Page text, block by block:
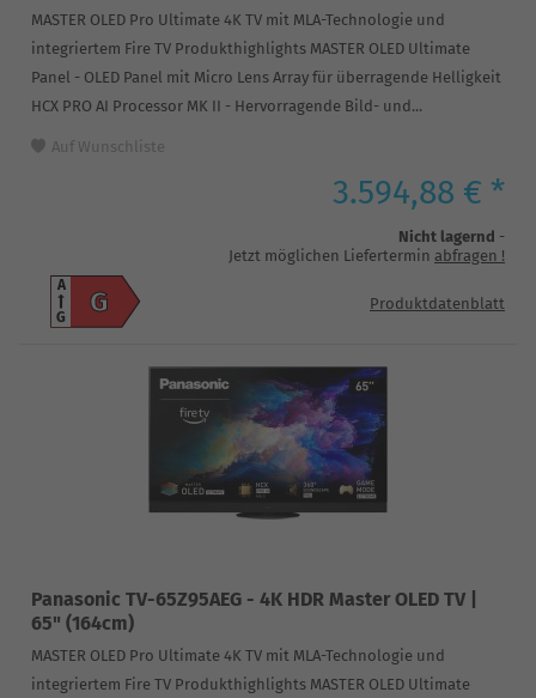
MASTER OLED Pro Ultimate 4K TV mit MLA-Technologie und
integriertem Fire TV Produkthighlights MASTER OLED Ultimate
Panel - OLED Panel mit Micro Lens Array für überragende Helligkeit
HCX PRO AI Processor MK II - Hervorragende Bild- und...
Auf Wunschliste
3.594,88 € *
Nicht lagernd -
Jetzt möglichen Liefertermin abfragen !
G
A
G
Produktdatenblatt
Panasonic TV-65Z95AEG - 4K HDR Master OLED TV |
65" (164cm)
MASTER OLED Pro Ultimate 4K TV mit MLA-Technologie und
integriertem Fire TV Produkthighlights MASTER OLED Ultimate